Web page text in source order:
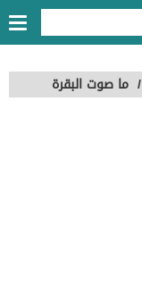
/ ما صوت البقرة